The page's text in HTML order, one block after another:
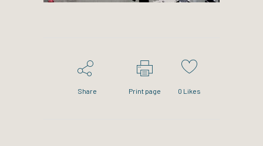
Share Print page 0 Likes